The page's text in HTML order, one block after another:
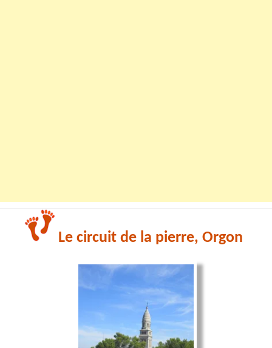
Le circuit de la pierre, Orgon